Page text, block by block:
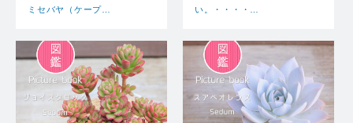
ミセバヤ（ケープ…
い。・・・・…